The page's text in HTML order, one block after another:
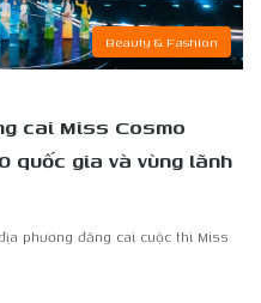
Beauty & Fashion
cai Miss Cosmo
quốc gia và vùng lãnh
phương đăng cai cuộc thi Miss